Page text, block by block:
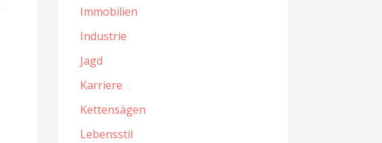
Immobilien
Industrie
Jagd
Karriere
Kettensägen
Lebensstil